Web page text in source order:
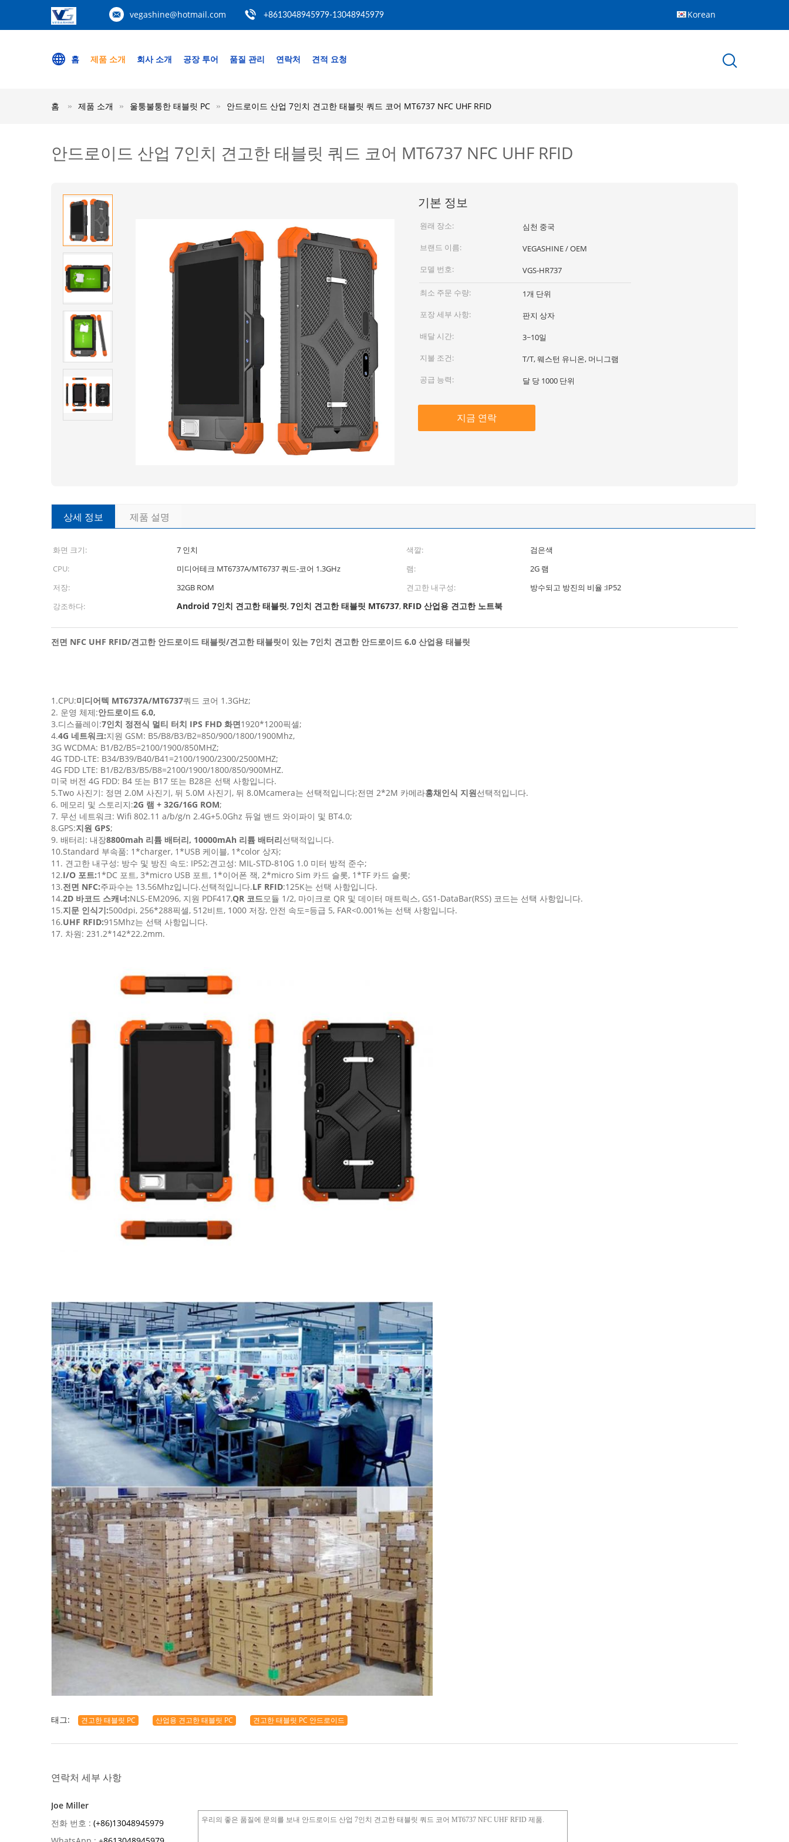
vegashine@hotmail.com +8613048945979-13048945979 Korean
홈 제품 소개 회사 소개 공장 투어 품질 관리 연락처 견적 요청
홈 제품 소개 울퉁불퉁한 태블릿 PC 안드로이드 산업 7인치 견고한 태블릿 쿼드 코어 MT6737 NFC UHF RFID
안드로이드 산업 7인치 견고한 태블릿 쿼드 코어 MT6737 NFC UHF RFID
기본 정보
원래 장소:
심천 중국
브랜드 이름:
VEGASHINE / OEM
모델 번호:
VGS-HR737
최소 주문 수량:
1개 단위
포장 세부 사항:
판지 상자
배달 시간:
3~10일
지불 조건:
T/T, 웨스턴 유니온, 머니그램
공급 능력:
달 당 1000 단위
지금 연락
상세 정보 제품 설명
화면 크기: 7 인치 색깔:
검은색
CPU:
미디어테크 MT6737A/MT6737 쿼드-코어 1.3GHz 램:
2G 램
저장:
32GB ROM 견고한 내구성:
방수되고 방진의 비율 :IP52
강조하다:
Android 7인치 견고한 태블릿,7인치 견고한 태블릿 MT6737, RFID 산업용 견고한 노트북
전면 NFC UHF RFID/견고한 안드로이드 태블릿/견고한 태블릿이 있는 7인치 견고한 안드로이드 6.0 산업용 태블릿
1.CPU:미디어텍 MT6737A/MT6737쿼드 코어 1.3GHz;
2. 운영 체제:안드로이드 6.0,
3.디스플레이:7인치 정전식 멀티 터치 IPS FHD 화면1920*1200픽셀;
4.4G 네트워크:지원 GSM: B5/B8/B3/B2=850/900/1800/1900Mhz,
3G WCDMA: B1/B2/B5=2100/1900/850MHZ;
4G TDD-LTE: B34/B39/B40/B41=2100/1900/2300/2500MHZ;
4G FDD LTE: B1/B2/B3/B5/B8=2100/1900/1800/850/900MHZ.
미국 버전 4G FDD: B4 또는 B17 또는 B28은 선택 사항입니다.
5.Two 사진기: 정면 2.0M 사진기, 뒤 5.0M 사진기, 뒤 8.0Mcamera는 선택적입니다;전면 2*2M 카메라홍채인식 지원선택적입니다.
6. 메모리 및 스토리지:2G 램 + 32G/16G ROM;
7. 무선 네트워크: Wifi 802.11 a/b/g/n 2.4G+5.0Ghz 듀얼 밴드 와이파이 및 BT4.0;
8.GPS:지원 GPS;
9. 배터리: 내장8800mah 리튬 배터리, 10000mAh 리튬 배터리선택적입니다.
10.Standard 부속품: 1*charger, 1*USB 케이블, 1*color 상자;
11. 견고한 내구성: 방수 및 방진 속도: IP52;견고성: MIL-STD-810G 1.0 미터 방적 준수;
12.I/O 포트:1*DC 포트, 3*micro USB 포트, 1*이어폰 잭, 2*micro Sim 카드 슬롯, 1*TF 카드 슬롯;
13.전면 NFC:주파수는 13.56Mhz입니다.선택적입니다.LF RFID:125K는 선택 사항입니다.
14.2D 바코드 스캐너:NLS-EM2096, 지원 PDF417,QR 코드모듈 1/2, 마이크로 QR 및 데이터 매트릭스, GS1-DataBar(RSS) 코드는 선택 사항입니다.
15.지문 인식기:500dpi, 256*288픽셀, 512비트, 1000 저장, 안전 속도=등급 5, FAR<0.001%는 선택 사항입니다.
16.UHF RFID:915Mhz는 선택 사항입니다.
17. 차원: 231.2*142*22.2mm.
태그: 견고한 태블릿 PC 산업용 견고한 태블릿 PC 견고한 태블릿 PC 안드로이드
연락처 세부 사항
Joe Miller
전화 번호 : (+86)13048945979